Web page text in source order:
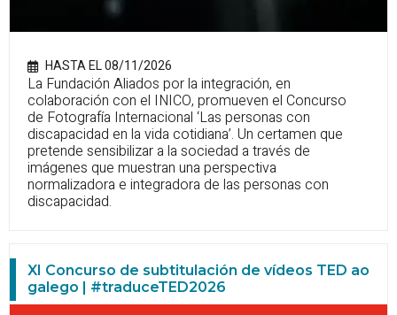
HASTA EL 08/11/2026
La Fundación Aliados por la integración, en
colaboración con el INICO, promueven el Concurso
de Fotografía Internacional ‘Las personas con
discapacidad en la vida cotidiana’. Un certamen que
pretende sensibilizar a la sociedad a través de
imágenes que muestran una perspectiva
normalizadora e integradora de las personas con
discapacidad.
XI Concurso de subtitulación de vídeos TED ao
galego | #traduceTED2026